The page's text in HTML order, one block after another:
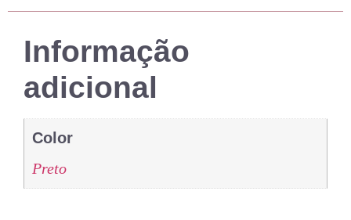
Informação
adicional
Color
Preto